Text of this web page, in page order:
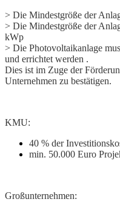
> Die Mindestgröße der
> Die Mindestgröße der
kWp
> Die Photovoltaikanlage
und errichtet werden .
Dies ist im Zuge der
Unternehmen zu bestätigen.
KMU:
40 % der
min. 50.000 Euro
Großunternehmen: